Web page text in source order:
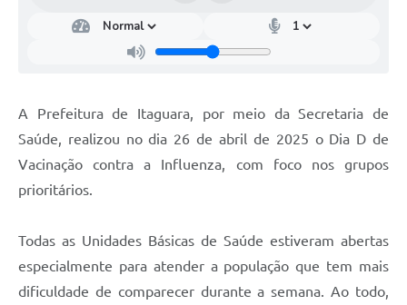
A Prefeitura de Itaguara, por meio da Secretaria de
Saúde, realizou no dia 26 de abril de 2025 o Dia D de
Vacinação contra a Influenza, com foco nos grupos
prioritários.
Todas as Unidades Básicas de Saúde estiveram abertas
especialmente para atender a população que tem mais
dificuldade de comparecer durante a semana. Ao todo,